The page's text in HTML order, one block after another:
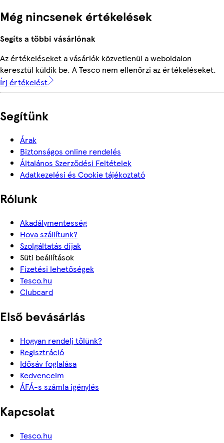
Még nincsenek értékelések
Segíts a többi vásárlónak
Az értékeléseket a vásárlók közvetlenül a weboldalon
keresztül küldik be. A Tesco nem ellenőrzi az értékeléseket.
Írj értékelést
Segítünk
Árak
Biztonságos online rendelés
Általános Szerződési Feltételek
Adatkezelési és Cookie tájékoztató
Rólunk
Akadálymentesség
Hova szállítunk?
Szolgáltatás díjak
Süti beállítások
Fizetési lehetőségek
Tesco.hu
Clubcard
Első bevásárlás
Hogyan rendelj tőlünk?
Regisztráció
Idősáv foglalása
Kedvenceim
ÁFÁ-s számla igénylés
Kapcsolat
Tesco.hu